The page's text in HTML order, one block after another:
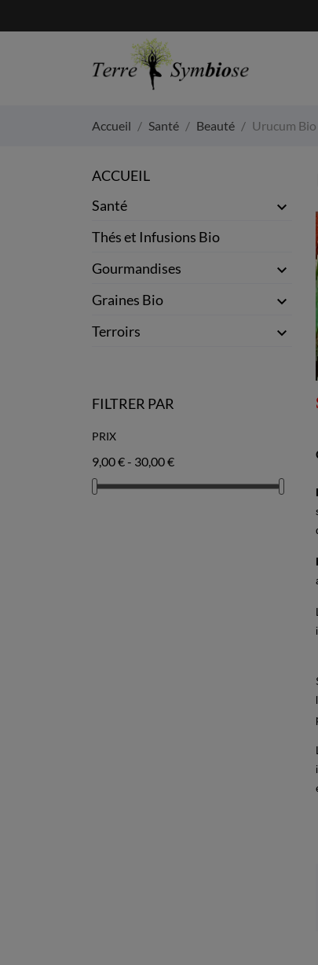
Accueil Santé Beauté Urucum Bio
ACCUEIL
Santé

Thés et Infusions Bio
Gourmandises

Graines Bio 
Terroirs 
FILTRER PAR
PRIX
9,00 € - 30,00 €